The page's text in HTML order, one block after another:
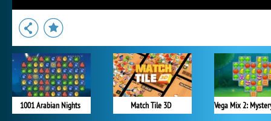
1001 Arabian Nights Match Tile 3D